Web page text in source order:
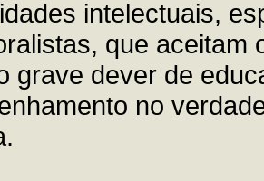
intelectuais,
que aceitam
grave dever de
no